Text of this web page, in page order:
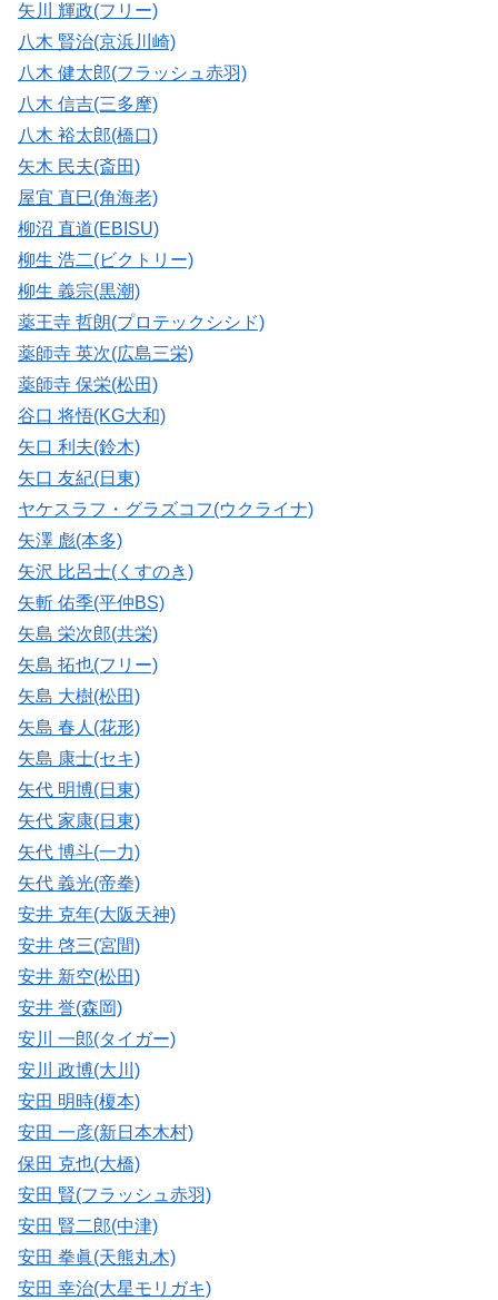
矢川 輝政(フリー)
八木 賢治(京浜川崎)
八木 健太郎(フラッシュ赤羽)
八木 信吉(三多摩)
八木 裕太郎(橋口)
矢木 民夫(斎田)
屋宜 直巳(角海老)
柳沼 直道(EBISU)
柳生 浩二(ビクトリー)
柳生 義宗(黒潮)
薬王寺 哲朗(プロテックシシド)
薬師寺 英次(広島三栄)
薬師寺 保栄(松田)
谷口 将悟(KG大和)
矢口 利夫(鈴木)
矢口 友紀(日東)
ヤケスラフ・グラズコフ(ウクライナ)
矢澤 彪(本多)
矢沢 比呂士(くすのき)
矢斬 佑季(平仲BS)
矢島 栄次郎(共栄)
矢島 拓也(フリー)
矢島 大樹(松田)
矢島 春人(花形)
矢島 康士(セキ)
矢代 明博(日東)
矢代 家康(日東)
矢代 博斗(一力)
矢代 義光(帝拳)
安井 克年(大阪天神)
安井 啓三(宮間)
安井 新空(松田)
安井 誉(森岡)
安川 一郎(タイガー)
安川 政博(大川)
安田 明時(榎本)
安田 一彦(新日本木村)
保田 克也(大橋)
安田 賢(フラッシュ赤羽)
安田 賢二郎(中津)
安田 拳眞(天熊丸木)
安田 幸治(大星モリガキ)